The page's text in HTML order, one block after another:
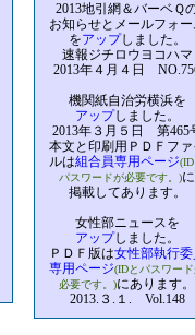
2013地引網＆バーベＱ
お知らせとメールフォー
をアップしました。
速報ジチロウヨコハマ
2013年４月４日
機関紙自治労横浜を
アップしました。
2013年３月５日 第465
本文と印刷用ＰＤＦファ
ルは組合員専用ページ
パスワードが必要です。)に
掲載してあります。
女性部ニュースを
アップしました。
ＰＤＦ版は女性部執行委
専用ページ(IDとパスワー
必要です。)にあります。
2013.３.１. Vol.148